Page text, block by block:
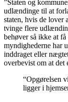
”Staten og
udlændinge til at
staten, hvis de lover
tvinge flere
behøver så ikke at
myndighederne har
inddraget eller
overbevist om at det
“Opgørelsen
ligger i